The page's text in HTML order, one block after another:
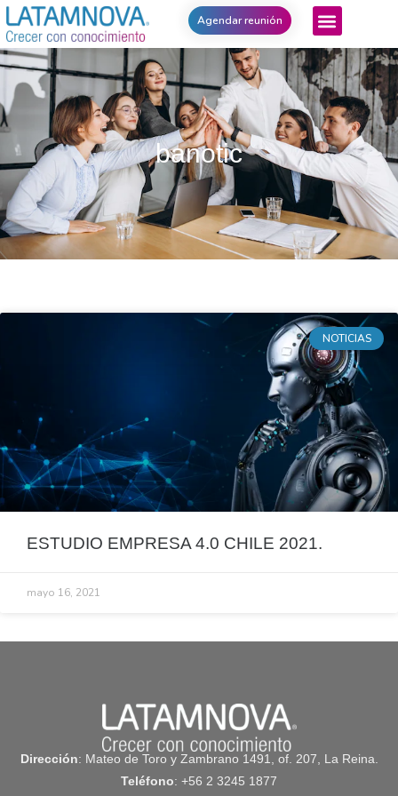
Agendar reunión
banotic
NOTICIAS
ESTUDIO EMPRESA 4.0 CHILE 2021.
mayo 16, 2021
Dirección: Mateo de Toro y Zambrano 1491, of. 207, La Reina.
Teléfono: +56 2 3245 1877